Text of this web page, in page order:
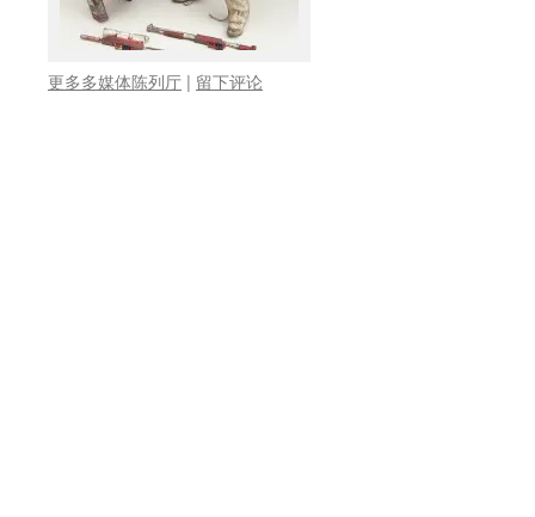
更多多媒体陈列厅 | 留下评论